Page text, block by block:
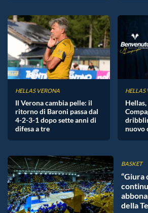
HELLAS VERONA
Il Verona cambia pelle: il
ritorno di Baroni passa dal
4-2-3-1 dopo sette anni di
difesa a tre
HELLAS
nuovo
BASKET
“Giura
della